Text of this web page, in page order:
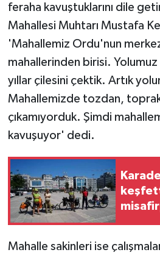
feraha kavuştuklarını dile
Mahallesi Muhtarı Mustafa
'Mahallemiz Ordu'nun
mahallerinden birisi. Yolumuz
yıllar çilesini çektik. Artık
Mahallemizde tozdan,
çıkamıyorduk. Şimdi
kavuşuyor' dedi.
Mahalle sakinleri ise